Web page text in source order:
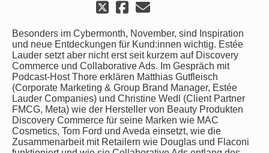
Besonders im Cybermonth, November, sind Inspiration
und neue Entdeckungen für Kund:innen wichtig. Estée
Lauder setzt aber nicht erst seit kurzem auf Discovery
Commerce und Collaborative Ads. Im Gespräch mit
Podcast-Host Thore erklären Matthias Gutfleisch
(Corporate Marketing & Group Brand Manager, Estée
Lauder Companies) und Christine Wedl (Client Partner
FMCG, Meta) wie der Hersteller von Beauty Produkten
Discovery Commerce für seine Marken wie MAC
Cosmetics, Tom Ford und Aveda einsetzt, wie die
Zusammenarbeit mit Retailern wie Douglas und Flaconi